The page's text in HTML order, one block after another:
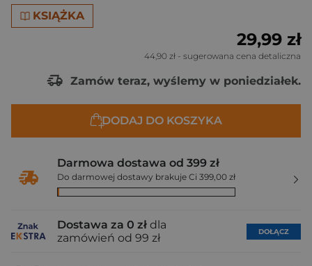
KSIĄŻKA
29,99 zł
44,90 zł - sugerowana cena detaliczna
Zamów teraz, wyślemy w poniedziałek.
DODAJ DO KOSZYKA
Darmowa dostawa od 399 zł
Do darmowej dostawy brakuje Ci 399,00 zł
Dostawa za 0 zł dla
zamówień od 99 zł
DOŁĄCZ